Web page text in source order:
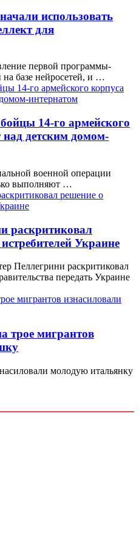
использовать
для
первой программы-
базе нейросетей, и …
14-го армейского
детским домом-
военной операции
выполняют …
раскритиковал
Украине
Пеллегрини раскритиковал
передать Украине
трое мигрантов
молодую итальянку